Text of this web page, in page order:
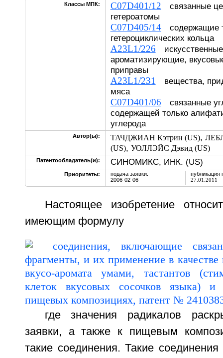
Классы МПК: C07D401/12 связанные
гетероатомы
C07D405/14содержащие
гетероциклических кольца
A23L1/226
ароматизирующие,
приправы
A23L1/231
вещества,
мяса
C07D401/06 связанные
содержащей только
углерода
Автор(ы): ТАЧДЖИАН Кэтрин (US),
(US), УОЛЛЭЙС Дэвид (US)
Патентообладатель(и): СИНОМИКС, ИНК. (US)
Приоритеты:
подача заявки:
2006-02-06
публикация
27.01.2011
Настоящее изобретение
имеющим формулу
где значения радикалов
заявки, а также к пищевым
такие соединения. Такие